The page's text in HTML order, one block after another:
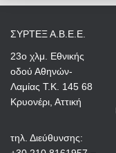
ΣΥΡΤΕΞ Α.Β.Ε.Ε.
23ο χλμ. Εθνικής
οδού Αθηνών-
Λαμίας Τ.Κ. 145 68
Κρυονέρι, Αττική
τηλ. Διεύθυνσης: